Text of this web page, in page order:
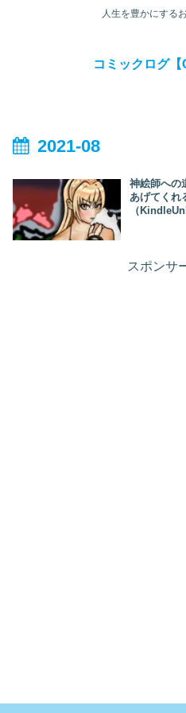
人生を豊かにする
コミックログ【
2021-08
神絵師への
あげてくれ
（
スポンサ